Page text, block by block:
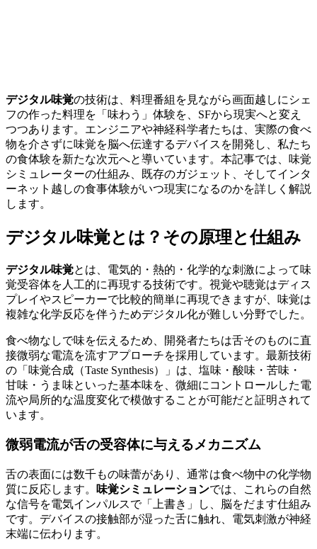
デジタル味覚の技術は、料理番組を見ながら画面越しにシェ
フの作った料理を「味わう」体験を、SFから現実へと変え
つつあります。エンジニアや神経科学者たちは、実際の食べ
物を介さずに味覚を脳へ伝達するデバイスを開発し、私たち
の食体験を新たな次元へと導いています。本記事では、味覚
シミュレーターの仕組み、既存のガジェット、そしてインタ
ーネット越しの食事体験がいつ現実になるのかを詳しく解説
します。
デジタル味覚とは？その原理と仕組み
デジタル味覚とは、電気的・熱的・化学的な刺激によって味
覚受容体を人工的に再現する技術です。視覚や聴覚はディス
プレイやスピーカーで比較的簡単に再現できますが、味覚は
複雑な化学反応を伴うためデジタル化が難しい分野でした。
食べ物なしで味を伝えるため、開発者たちは舌そのものに直
接微弱な電流を流すアプローチを採用しています。最新技術
の「味覚合成（Taste Synthesis）」は、塩味・酸味・苦味・
甘味・うま味といった基本味を、微細にコントロールした電
流や局所的な温度変化で模倣することが可能だと証明されて
います。
微弱電流が舌の受容体に与えるメカニズム
舌の表面には数千もの味蕾があり、通常は食べ物中の化学物
質に反応します。
味覚シミュレーションでは、これらの自然
な信号を電気インパルスで「上書き」し、脳をだます仕組み
です。デバイスの接触部が湿った舌に触れ、電気刺激が神経
末端に伝わります。